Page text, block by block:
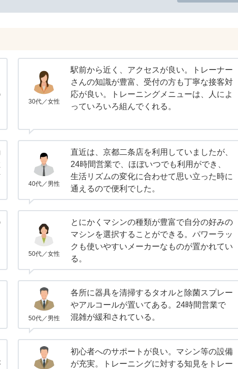
30代／女性
駅前から近く、アクセスが良い。トレーナー
さんの知識が豊富、受付の方も丁寧な接客対
応が良い。トレーニングメニューは、人によ
っていろいろ組んでくれる。
40代／男性
直近は、京都二条店を利用していましたが、
24時間営業で、ほぼいつでも利用ができ、
生活リズムの変化に合わせて思い立った時に
通えるので便利でした。
50代／女性
とにかくマシンの種類が豊富で自分の好みの
マシンを選択することができる。パワーラッ
クも使いやすいメーカーなものが置かれてい
る。
50代／男性
各所に器具を清掃するタオルと除菌スプレー
やアルコールが置いてある。24時間営業で
混雑が緩和されている。
初心者へのサポートが良い。マシン等の設備
が充実。トレーニングに対する知見をトレー